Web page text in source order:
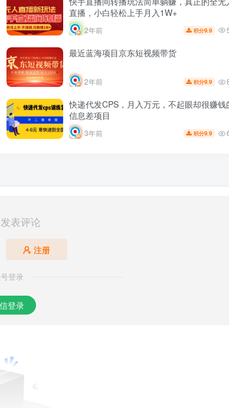
直播，小白轻松上手月入1W+
2年前 积分9.9
最近蓝海项目京东短视频带货
2年前 积分9.9
快递代发CPS，月入万元，不起眼却很赚钱
信息差项目
3年前 积分9.9
表评论
注册
登录
登录